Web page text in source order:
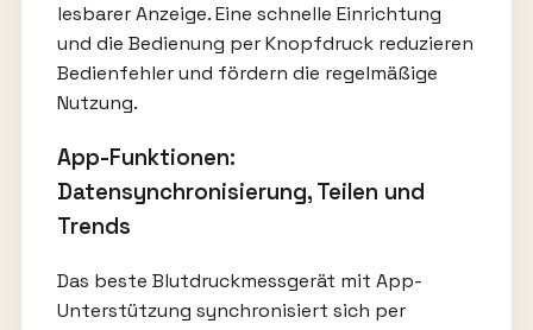
lesbarer Anzeige. Eine schnelle Einrichtung
und die Bedienung per Knopfdruck reduzieren
Bedienfehler und fördern die regelmäßige
Nutzung.
App-Funktionen:
Datensynchronisierung, Teilen und
Trends
Das beste Blutdruckmessgerät mit App-
Unterstützung synchronisiert sich per